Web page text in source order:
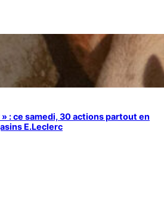
: ce samedi, 30 actions partout en
E.Leclerc